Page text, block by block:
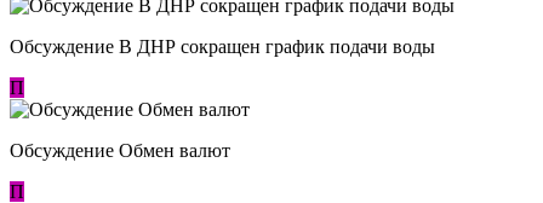
Обсуждение В ДНР сокращен график подачи воды
П
Обсуждение Обмен валют
П